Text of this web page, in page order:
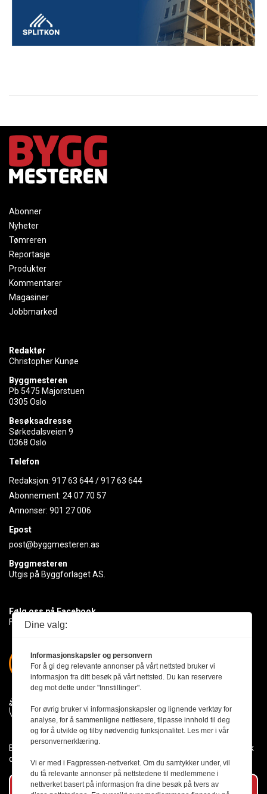
Abonner
Nyheter
Tømreren
Reportasje
Produkter
Kommentarer
Magasiner
Jobbmarked
Redaktør
Christopher Kunøe
Byggmesteren
Pb 5475 Majorstuen
0305 Oslo
Besøksadresse
Sørkedalsveien 9
0368 Oslo
Telefon
Redaksjon: 917 63 644/917 63 644
Abonnement: 24 07 70 57
Annonser: 901 27 006
Epost
post@byggmesteren.as
Byggmesteren
Utgis på Byggforlaget AS.
Følg oss på Facebook
Få med deg det siste innen byggebransjen
Byggmesteren følger Vær Varsom-plakaten og presseetikken slik
den er nedfelt i Redaktørplakaten.
Abonner på vårt nyhetsbrev
Dine valg:
Informasjonskapsler og personvern
For å gi deg relevante annonser på vårt nettsted bruker vi
informasjon fra ditt besøk på vårt nettsted. Du kan reservere
deg mot dette under "Innstillinger".
For øvrig bruker vi informasjonskapsler og lignende verktøy for
analyse, for å sammenligne nettlesere, tilpasse innhold til deg
og for å utvikle og tilby nødvendig funksjonalitet. Les mer i vår
personvernerklæring.
Vi er med i Fagpressen-nettverket. Om du samtykker under, vil
du få relevante annonser på nettstedene til medlemmene i
nettverket basert på informasjon fra dine besøk på tvers av